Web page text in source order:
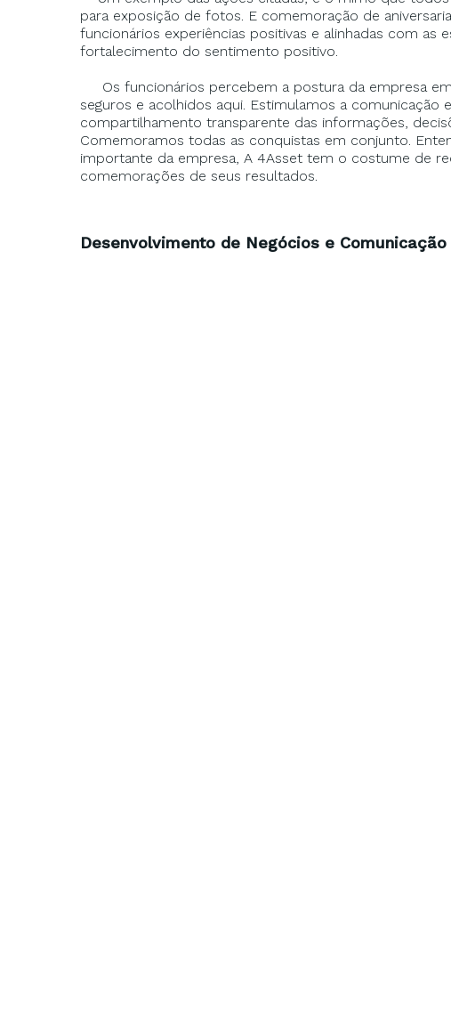
para exposição de fotos. E comemoração de
funcionários experiências positivas e alinhadas com as
fortalecimento do sentimento positivo.
Os funcionários percebem a postura da empresa
seguros e acolhidos aqui. Estimulamos a comunicação
compartilhamento transparente das informações,
Comemoramos todas as conquistas em conjunto.
importante da empresa, A 4Asset tem o costume de
comemorações de seus resultados.
Desenvolvimento de Negócios e